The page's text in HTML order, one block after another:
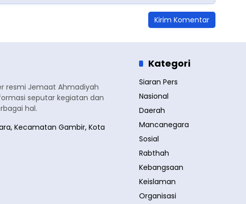
resmi Jemaat Ahmadiyah
seputar kegiatan dan
hal.
Kecamatan Gambir, Kota
Kategori
Siaran Pers
Nasional
Daerah
Mancanegara
Sosial
Rabthah
Kebangsaan
Keislaman
Organisasi